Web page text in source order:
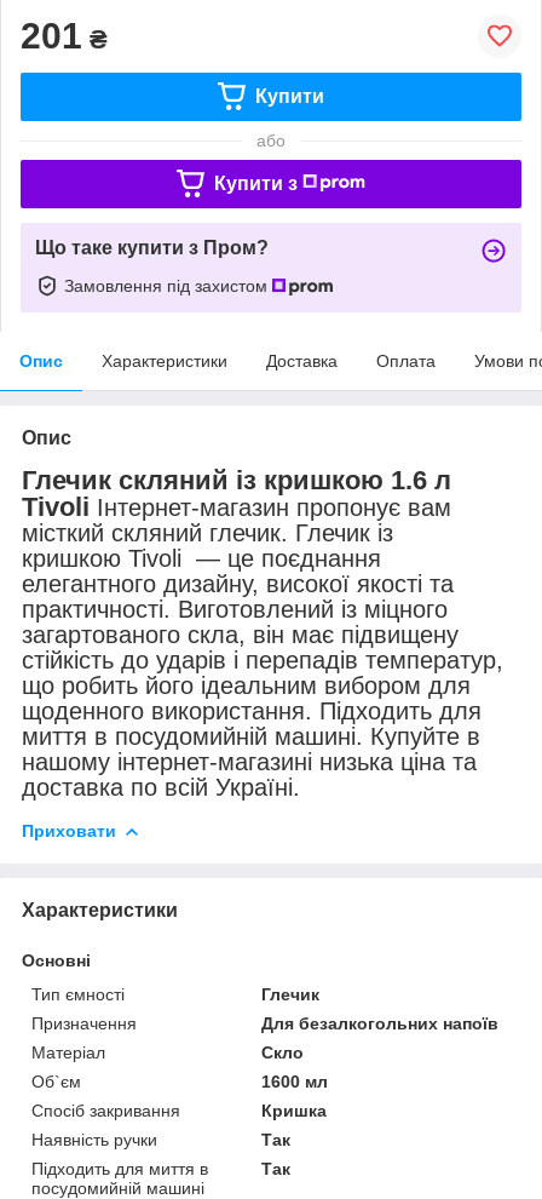
201 ₴
Купити
або
Купити з
Що таке купити з Пром?
Замовлення під захистом
Опис Характеристики Доставка Оплата Умови
Опис
Глечик скляний із кришкою 1.6 л
Tivoli Інтернет-магазин пропонує вам
місткий скляний глечик. Глечик із
кришкою Tivoli — це поєднання
елегантного дизайну, високої якості та
практичності. Виготовлений із міцного
загартованого скла, він має підвищену
стійкість до ударів і перепадів температур,
що робить його ідеальним вибором для
щоденного використання. Підходить для
миття в посудомийній машині. Купуйте в
нашому інтернет-магазині низька ціна та
доставка по всій Україні.
Приховати
Характеристики
Основні
Тип ємності
Глечик
Призначення
Для безалкогольних напоїв
Матеріал
Скло
Об`єм
1600 мл
Спосіб закривання
Кришка
Наявність ручки
Так
Підходить для миття в
посудомийній машині
Так